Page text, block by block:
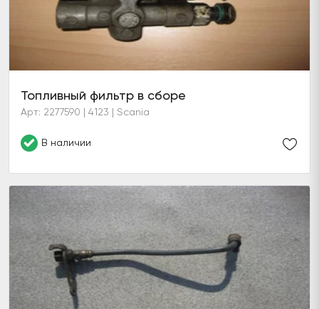
Топливный фильтр в сборе
Арт: 2277590 | 4123 | Scania
В наличии